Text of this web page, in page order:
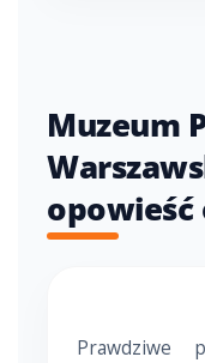
Muzeum
opowieść
Prawdziwe